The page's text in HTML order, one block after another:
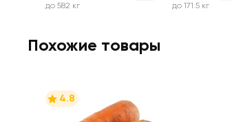
до 582 кг
до 171.5 кг
Похожие товары
4.8